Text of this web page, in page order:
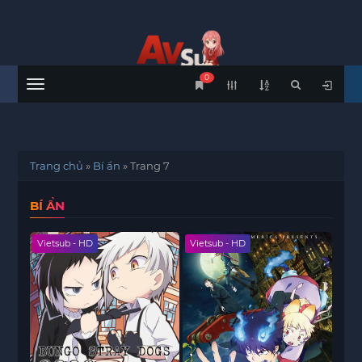
Menu
0
Trang chủ » Bí ẩn »Trang 7
BÍ ẨN
Vietsub - HD Vietsub - HD